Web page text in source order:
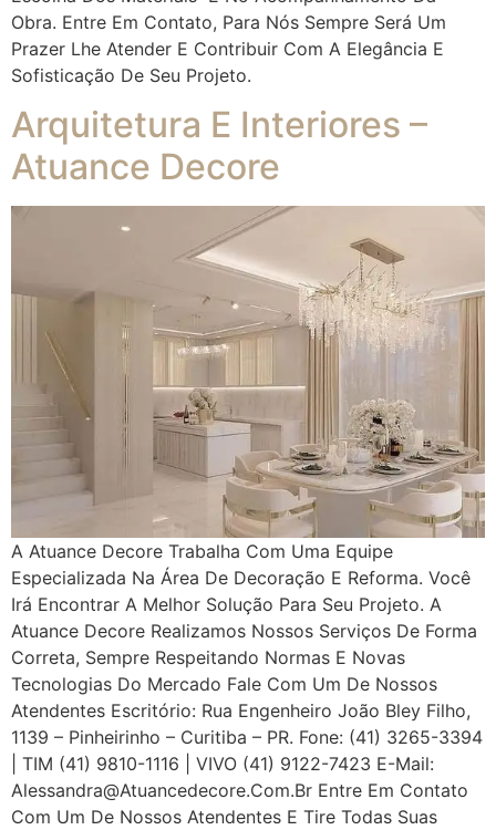
Obra. Entre Em Contato, Para Nós Sempre Será Um
Prazer Lhe Atender E Contribuir Com A Elegância E
Sofisticação De Seu Projeto.
Arquitetura E Interiores –
Atuance Decore
A Atuance Decore Trabalha Com Uma Equipe
Especializada Na Área De Decoração E Reforma. Você
Irá Encontrar A Melhor Solução Para Seu Projeto. A
Atuance Decore Realizamos Nossos Serviços De Forma
Correta, Sempre Respeitando Normas E Novas
Tecnologias Do Mercado Fale Com Um De Nossos
Atendentes Escritório: Rua Engenheiro João Bley Filho,
1139 – Pinheirinho – Curitiba – PR. Fone: (41) 3265-3394
| TIM (41) 9810-1116 | VIVO (41) 9122-7423 E-Mail:
Alessandra@atuancedecore.com.br Entre Em Contato
Com Um De Nossos Atendentes E Tire Todas Suas